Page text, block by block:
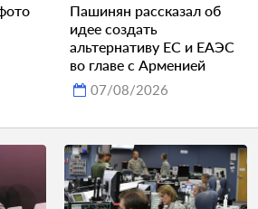
Пашинян рассказал об
идее создать
альтернативу ЕС и ЕАЭС
во главе с Арменией
07/08/2026